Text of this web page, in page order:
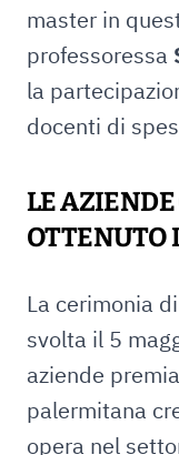
master in
professoressa
la
docenti di
LE
OTTENUTO
La cerimonia
svolta il 5
aziende
palermitana
opera nel